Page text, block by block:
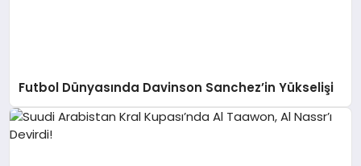
Futbol Dünyasında Davinson Sanchez’in Yükselişi